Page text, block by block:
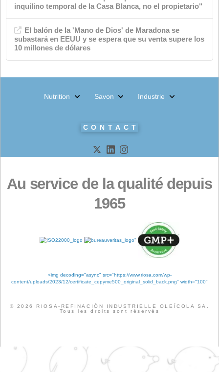
Environnement
Actualités
Nutrition animale
Flux des publications
Flux des commentaires
Site de WordPress-FR
Étiquettes
QUALITÉ
ENTREPRISE
ÉVÉNEMENTS